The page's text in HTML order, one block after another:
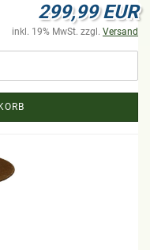
299,99 EUR
inkl. 19% MwSt. zzgl. Versand